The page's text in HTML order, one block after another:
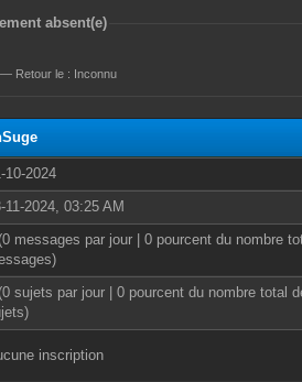
absent(e)
Retour le : Inconnu
10-2024
11-2024, 03:25 AM
messages par jour | 0 pourcent du nombre
sujets par jour | 0 pourcent du nombre total
inscription